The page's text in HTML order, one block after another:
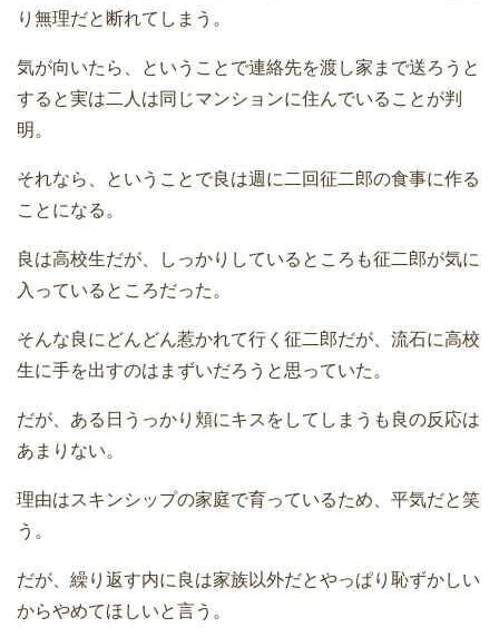
り無理だと断れてしまう。
気が向いたら、ということで連絡先を渡し家まで送ろうと
すると実は二人は同じマンションに住んでいることが判
明。
それなら、ということで良は週に二回征二郎の食事に作る
ことになる。
良は高校生だが、しっかりしているところも征二郎が気に
入っているところだった。
そんな良にどんどん惹かれて行く征二郎だが、流石に高校
生に手を出すのはまずいだろうと思っていた。
だが、ある日うっかり頬にキスをしてしまうも良の反応は
あまりない。
理由はスキンシップの家庭で育っているため、平気だと笑
う。
だが、繰り返す内に良は家族以外だとやっぱり恥ずかしい
からやめてほしいと言う。